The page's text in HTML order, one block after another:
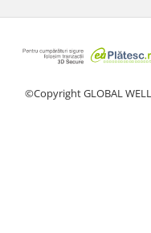
©Copyright GLOBAL